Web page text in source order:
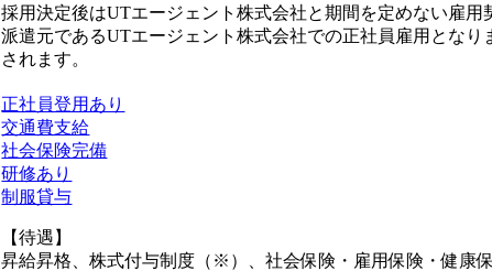
採用決定後はUTエージェント株式会社と期間を定めない雇用
派遣元であるUTエージェント株式会社での正社員雇用とな
されます。
正社員登用あり
交通費支給
社会保険完備
研修あり
制服貸与
【待遇】
昇給昇格、株式付与制度（※）、社会保険・雇用保険・健康